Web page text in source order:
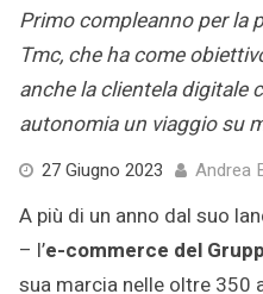
Primo compleanno per la
Tmc, che ha come
anche la clientela digitale
autonomia un viaggio su
27 Giugno 2023 27
2023
Andrea
A più di un anno dal suo
– l’e-commerce del
sua marcia nelle oltre 350